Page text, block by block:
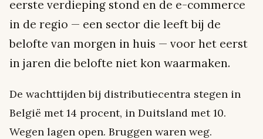
eerste verdieping stond en de e-commerce
in de regio — een sector die leeft bij de
belofte van morgen in huis — voor het eerst
in jaren die belofte niet kon waarmaken.
De wachttijden bij distributiecentra stegen in
België met 14 procent, in Duitsland met 10.
Wegen lagen open. Bruggen waren weg.